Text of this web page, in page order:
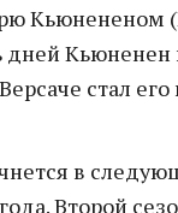
Кьюнененом
Кьюненен
стал
в
Второй